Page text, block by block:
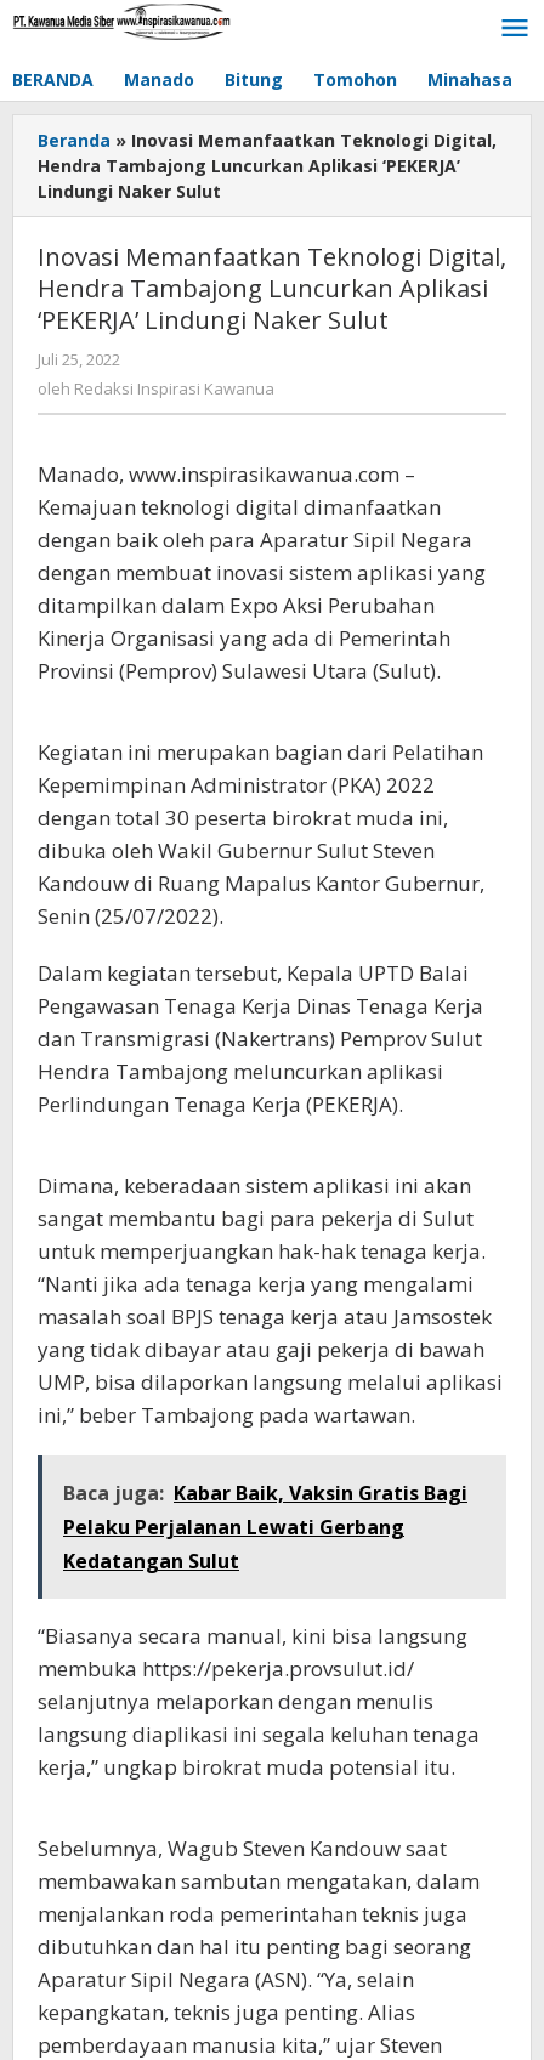
Lewati
BERANDA Manado Bitung Tomohon Minahasa
Beranda » Inovasi Memanfaatkan Teknologi Digital,
Hendra Tambajong Luncurkan Aplikasi ‘PEKERJA’
Lindungi Naker Sulut
Inovasi Memanfaatkan Teknologi Digital,
Hendra Tambajong Luncurkan Aplikasi
‘PEKERJA’ Lindungi Naker Sulut
Juli 25, 2022
Redaksi
Inspirasi
oleh Redaksi Inspirasi Kawanua
Manado, www.inspirasikawanua.com –
Kemajuan teknologi digital dimanfaatkan
dengan baik oleh para Aparatur Sipil Negara
dengan membuat inovasi sistem aplikasi yang
ditampilkan dalam Expo Aksi Perubahan
Kinerja Organisasi yang ada di Pemerintah
Provinsi (Pemprov) Sulawesi Utara (Sulut).
Kegiatan ini merupakan bagian dari Pelatihan
Kepemimpinan Administrator (PKA) 2022
dengan total 30 peserta birokrat muda ini,
dibuka oleh Wakil Gubernur Sulut Steven
Kandouw di Ruang Mapalus Kantor Gubernur,
Senin (25/07/2022).
Dalam kegiatan tersebut, Kepala UPTD Balai
Pengawasan Tenaga Kerja Dinas Tenaga Kerja
dan Transmigrasi (Nakertrans) Pemprov Sulut
Hendra Tambajong meluncurkan aplikasi
Perlindungan Tenaga Kerja (PEKERJA).
Dimana, keberadaan sistem aplikasi ini akan
sangat membantu bagi para pekerja di Sulut
untuk memperjuangkan hak-hak tenaga kerja.
“Nanti jika ada tenaga kerja yang mengalami
masalah soal BPJS tenaga kerja atau Jamsostek
yang tidak dibayar atau gaji pekerja di bawah
UMP, bisa dilaporkan langsung melalui aplikasi
ini,” beber Tambajong pada wartawan.
Baca juga: Kabar Baik, Vaksin Gratis Bagi
Pelaku Perjalanan Lewati Gerbang
Kedatangan Sulut
“Biasanya secara manual, kini bisa langsung
membuka https://pekerja.provsulut.id/
selanjutnya melaporkan dengan menulis
langsung diaplikasi ini segala keluhan tenaga
kerja,” ungkap birokrat muda potensial itu.
Sebelumnya, Wagub Steven Kandouw saat
membawakan sambutan mengatakan, dalam
menjalankan roda pemerintahan teknis juga
dibutuhkan dan hal itu penting bagi seorang
Aparatur Sipil Negara (ASN). “Ya, selain
kepangkatan, teknis juga penting. Alias
pemberdayaan manusia kita,” ujar Steven